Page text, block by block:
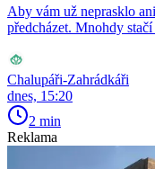
Aby vám už neprasklo
předcházet. Mnohdy
Chalupáři-Zahrádkáři
dnes, 15:20
2 min
Reklama